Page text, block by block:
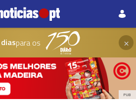
para os ×
PUB